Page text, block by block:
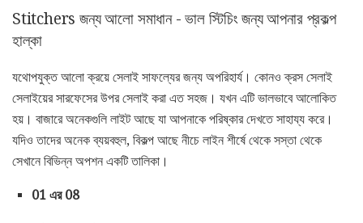
Stitchers জন্য আলো সমাধান - ভাল স্টিচিং জন্য আপনার প্রকল্প
হাল্কা
যথোপযুক্ত আলো ক্রয়ে সেলাই সাফল্যের জন্য অপরিহার্য। কোনও ক্রস সেলাই
সেলাইয়ের সারফেসের উপর সেলাই করা এত সহজ। যখন এটি ভালভাবে আলোকিত
হয়। বাজারে অনেকগুলি লাইট আছে যা আপনাকে পরিষ্কার দেখতে সাহায্য করে।
যদিও তাদের অনেক ব্যয়বহুল, বিকল্প আছে নীচে লাইন শীর্ষে থেকে সস্তা থেকে
সেখানে বিভিন্ন অপশন একটি তালিকা।
01 এর 08